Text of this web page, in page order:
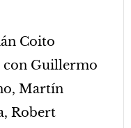
Coito
con Guillermo
Martín
Robert